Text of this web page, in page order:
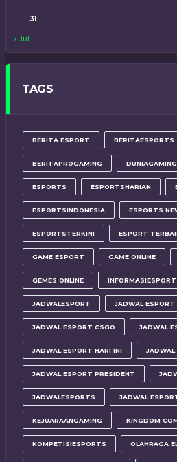
31
« Jul
TAGS
BERITA ESPORT BERITAESPORTS
BERITAPROGAMING DUNIAGAMING
ESPORTS ESPORTSHARIAN
ESPORTSINDONESIA ESPORTS
ESPORTSTERKINI ESPORT
GAME ESPORT GAME ONLINE
GEMES ONLINE
JADWALESPORT JADWAL ESPORT
JADWAL ESPORT CSGO JADWAL
JADWAL ESPORT HARI INI JADWAL
JADWAL ESPORT PRESIDENT
JADWALESPORTS JADWAL
KEJUARAANGAMING KINGDOM
KOMPETISIESPORTS OLAHRAGA